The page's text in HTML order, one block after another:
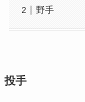
野手
投手